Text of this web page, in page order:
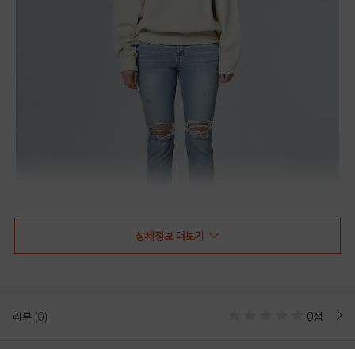
상세정보 더보기
리뷰 (0) 0점